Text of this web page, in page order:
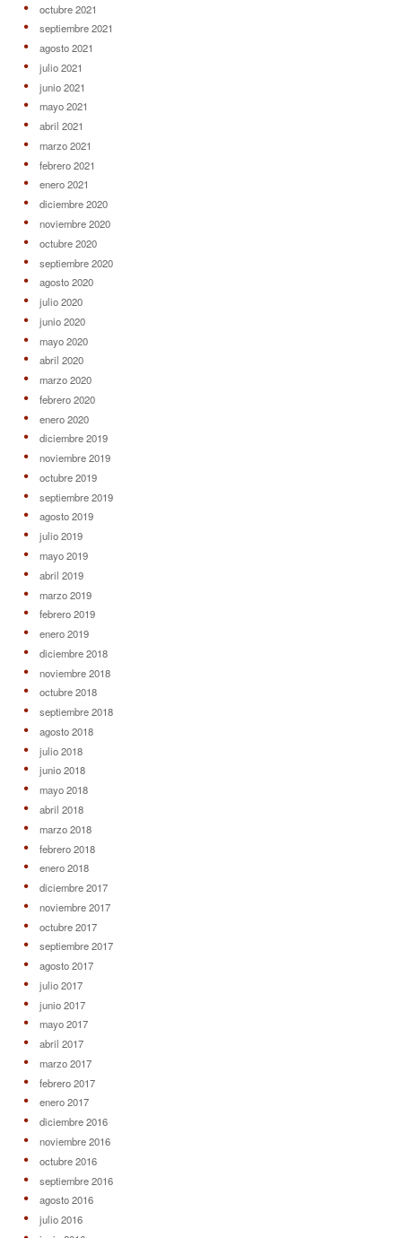
octubre 2021
septiembre 2021
agosto 2021
julio 2021
junio 2021
mayo 2021
abril 2021
marzo 2021
febrero 2021
enero 2021
diciembre 2020
noviembre 2020
octubre 2020
septiembre 2020
agosto 2020
julio 2020
junio 2020
mayo 2020
abril 2020
marzo 2020
febrero 2020
enero 2020
diciembre 2019
noviembre 2019
octubre 2019
septiembre 2019
agosto 2019
julio 2019
mayo 2019
abril 2019
marzo 2019
febrero 2019
enero 2019
diciembre 2018
noviembre 2018
octubre 2018
septiembre 2018
agosto 2018
julio 2018
junio 2018
mayo 2018
abril 2018
marzo 2018
febrero 2018
enero 2018
diciembre 2017
noviembre 2017
octubre 2017
septiembre 2017
agosto 2017
julio 2017
junio 2017
mayo 2017
abril 2017
marzo 2017
febrero 2017
enero 2017
diciembre 2016
noviembre 2016
octubre 2016
septiembre 2016
agosto 2016
julio 2016